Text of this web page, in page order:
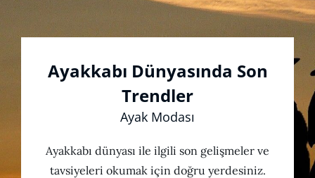
Ayakkabı Dünyasında Son
Trendler
Ayak Modası
Ayakkabı dünyası ile ilgili son gelişmeler ve
tavsiyeleri okumak için doğru yerdesiniz.